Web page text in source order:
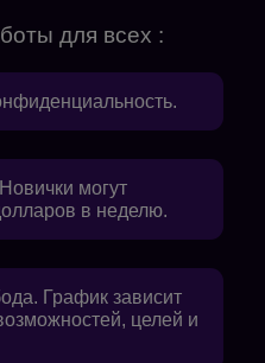
для всех :
могут
в неделю.
График зависит
целей и